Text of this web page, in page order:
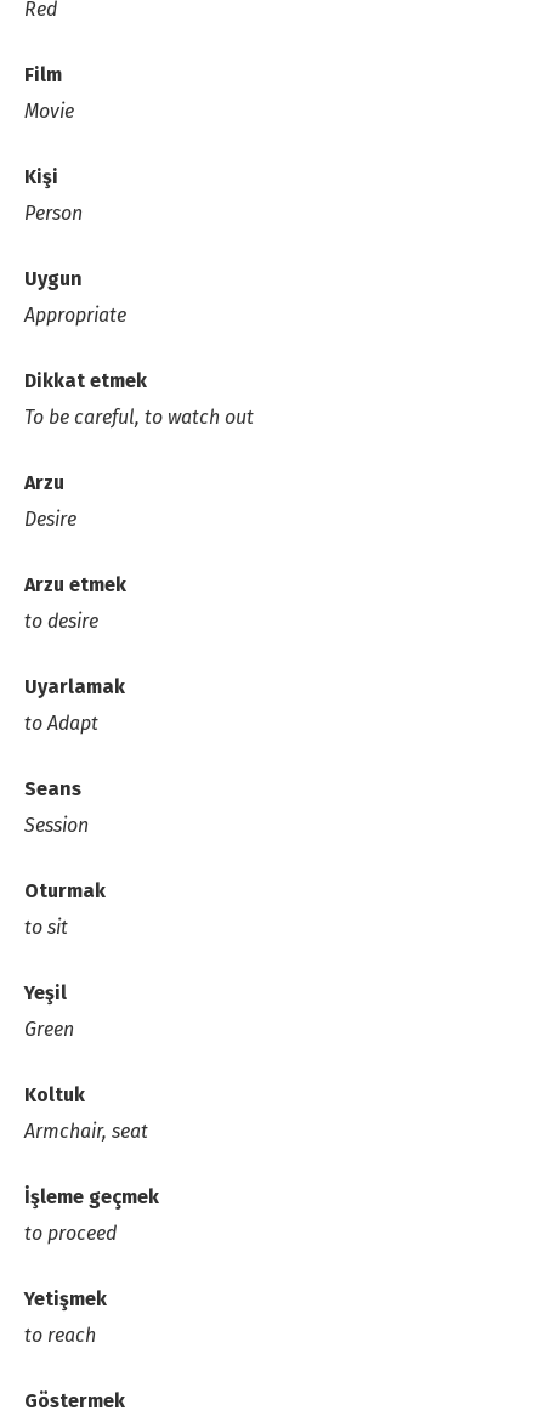
Red
Film
Movie
Kişi
Person
Uygun
Appropriate
Dikkat etmek
To be careful, to watch out
Arzu
Desire
Arzu etmek
to desire
Uyarlamak
to Adapt
Seans
Session
Oturmak
to sit
Yeşil
Green
Koltuk
Armchair, seat
İşleme geçmek
to proceed
Yetişmek
to reach
Göstermek